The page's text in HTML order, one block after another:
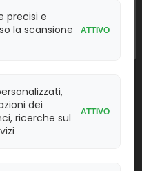
precisi e
la scansione
ATTIVO
dei
ricerche sul
ATTIVO